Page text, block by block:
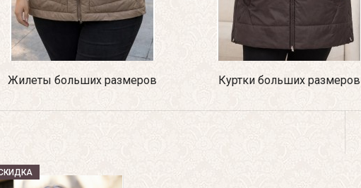
Жилеты больших размеров Куртки больших размеров